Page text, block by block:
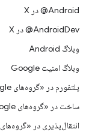
‫‎@Android در X
‫‎@AndroidDev در X
وبلاگ Android
وبلاگ امنیت Google
پلتفورم در «گروه‌های Google»
ساخت در «گروه‌های Google»
انتقال‌پذیری در «گروه‌های Google»